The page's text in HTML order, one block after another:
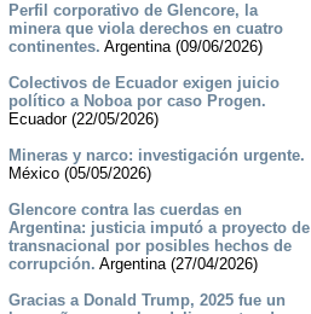
Perfil corporativo de Glencore, la
minera que viola derechos en cuatro
continentes. Argentina (09/06/2026)
Colectivos de Ecuador exigen juicio
político a Noboa por caso Progen.
Ecuador (22/05/2026)
Mineras y narco: investigación urgente.
México (05/05/2026)
Glencore contra las cuerdas en
Argentina: justicia imputó a proyecto de
transnacional por posibles hechos de
corrupción. Argentina (27/04/2026)
Gracias a Donald Trump, 2025 fue un